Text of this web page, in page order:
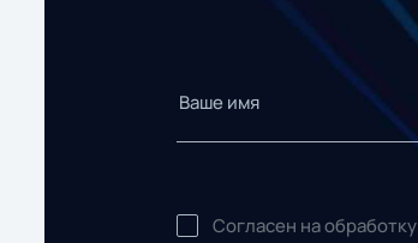
Согласен на обработку